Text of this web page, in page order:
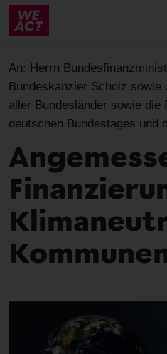
Skip
content
An: Herrn
Bundeskanzler Scholz sowie
aller Bundesländer sowie
deutschen Bundestages und